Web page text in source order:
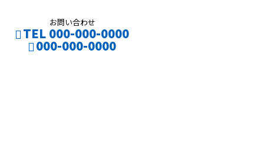
お問い合わせ
TEL 000-000-0000
000-000-0000